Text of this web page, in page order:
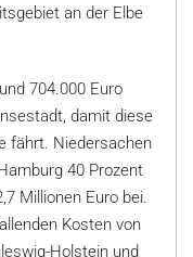
an der Elbe
704.000 Euro
damit diese
fährt. Niedersachen
40 Prozent
Millionen Euro bei.
Kosten von
Holstein und